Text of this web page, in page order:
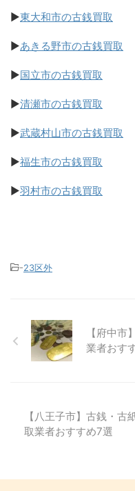
▶東大和市の古銭買取
▶あきる野市の古銭買取
▶国立市の古銭買取
▶清瀬市の古銭買取
▶武蔵村山市の古銭買取
▶福生市の古銭買取
▶羽村市の古銭買取
-23区外
【府中市
業者おす
【八王子市】古銭・古
取業者おすすめ7選